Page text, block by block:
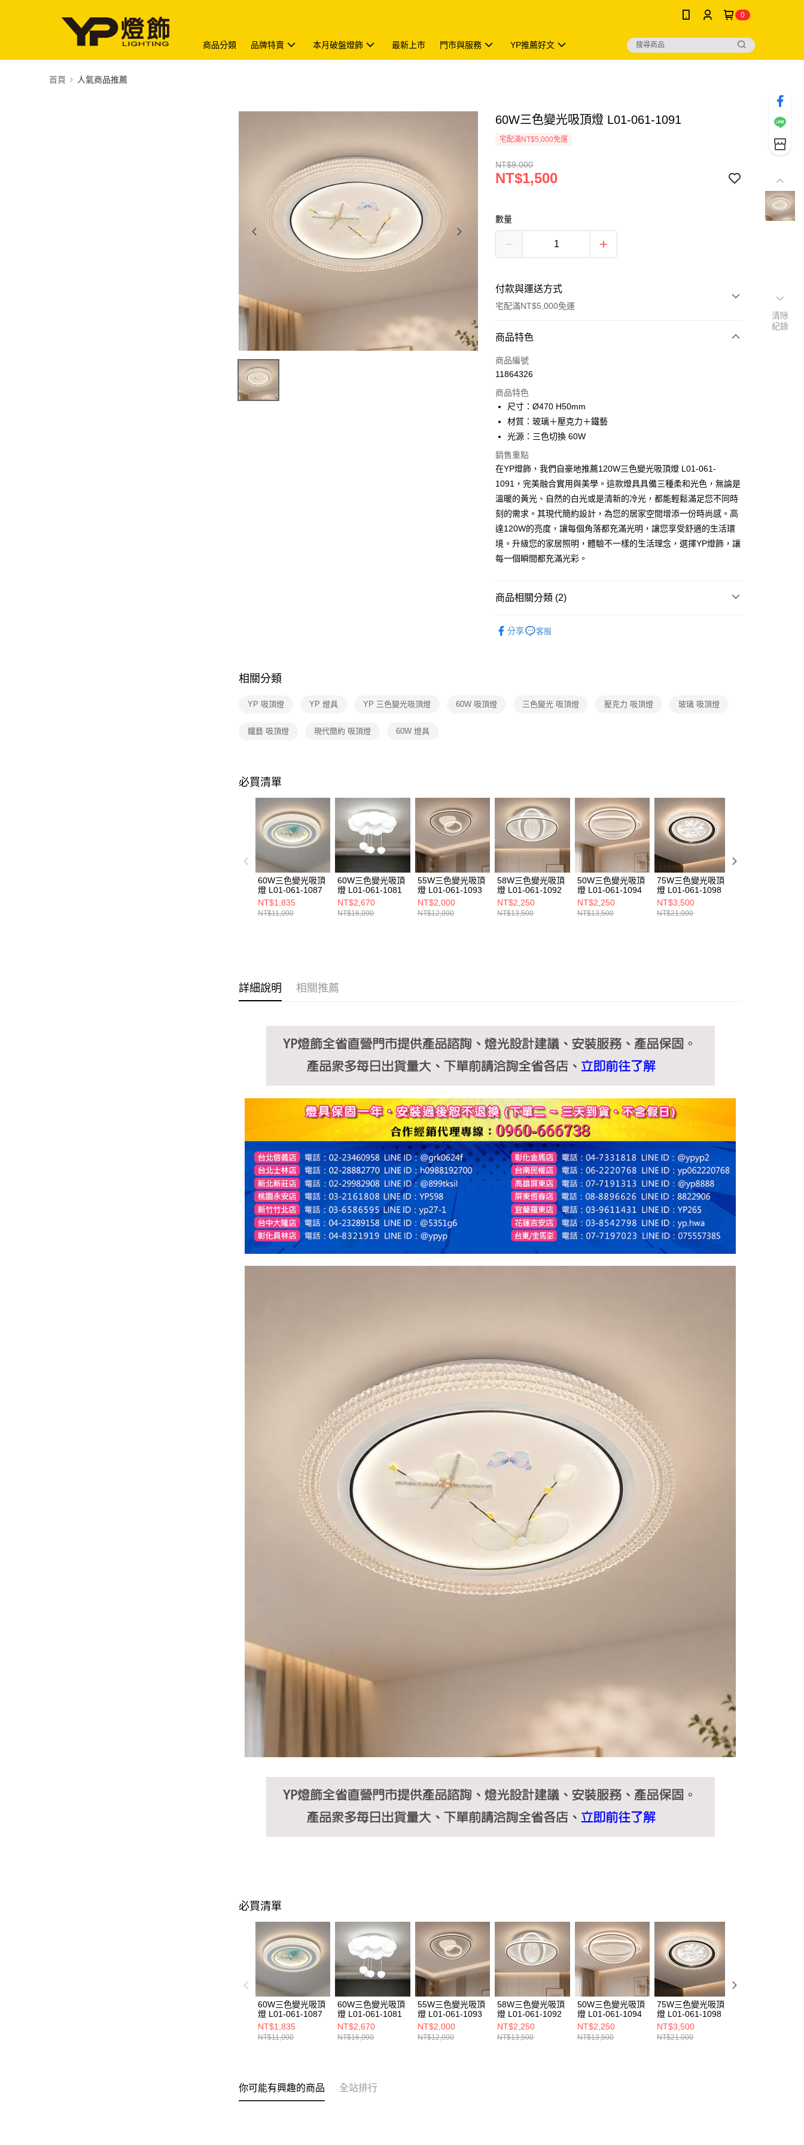
0
商品分類 品牌特賣 本月破盤燈飾 最新上市 門市與服務 YP推薦好文
首頁 人氣商品推薦
60W三色變光吸頂燈 L01-061-1091
宅配滿NT$5,000免運
NT$9,000
NT$1,500
數量
付款與運送方式
宅配滿NT$5,000免運
付款方式
信用卡一次付款
Apple Pay
街口支付
Google Pay
AFTEE先享後付
相關說明
【關於「AFTEE先享後付」】
AFTEE先享後付是「在收到商品之後才付款」的支付方式。 讓您購物簡單
便利好安心！
３．安心：先確認商品／服務後，再付款。
１．於結帳方式選擇「AFTEE先享後付」後，將跳轉至「AFTEE先享後
付」結帳頁面，進行簡訊認證並確認金額後，即可完成結帳。
先享後付繳納相關費用。
２．關於個人資料處理事宜，請瀏覽以下網址：
https://aftee.tw/terms/#terms3
３．未成年的使用者請事先徵得法定代理人或監護人之同意方可使用
「AFTEE先享後付」，若未經同意申辦者引起之損失，本公司不負相關責
４．使用「AFTEE先享後付」時，將依據個別帳號之用戶狀況，依本公司
即時審查核予不同之上限額度；若仍有額度不足之情形，本公司將視審查
結果請求用戶進行身份認證。
５．嚴禁一人註冊多個帳號或使用他人資訊註冊。若發現惡意使用之情
形，恩沛科技股份有限公司將有權停止該用戶之使用額度並採取法律行
動。
ATM付款
每筆NT$180，滿NT$5,000(含以上)免運費
商品特色
商品編號
11864326
商品特色
尺寸：Ø470 H50mm
材質：玻璃＋壓克力＋鐵藝
光源：三色切換 60W
銷售重點
在YP燈飾，我們自豪地推薦120W三色變光吸頂燈 L01-061-
1091，完美融合實用與美學。這款燈具具備三種柔和光色，無論是
溫暖的黃光、自然的白光或是清新的冷光，都能輕鬆滿足您不同時
刻的需求。其現代簡約設計，為您的居家空間增添一份時尚感。高
達120W的亮度，讓每個角落都充滿光明，讓您享受舒適的生活環
境。升級您的家居照明，體驗不一樣的生活理念，選擇YP燈飾，讓
每一個瞬間都充滿光彩。
商品相關分類 (2)
分享 客服
相關分類
YP 吸頂燈 YP 燈具 YP 三色變光吸頂燈 60W 吸頂燈 三色變光 吸頂燈 壓克力 吸頂燈 玻璃 吸頂燈
鐵藝 吸頂燈 現代簡約 吸頂燈 60W 燈具
必買清單
60W三色變光吸頂
燈 L01-061-1087
NT$1,835
NT$11,000
60W三色變光吸頂
燈 L01-061-1081
NT$2,670
NT$16,000
55W三色變光吸頂
燈 L01-061-1093
NT$2,000
NT$12,000
58W三色變光吸頂
燈 L01-061-1092
NT$2,250
NT$13,500
50W三色變光吸頂
燈 L01-061-1094
NT$2,250
NT$13,500
75W三色變光吸頂
燈 L01-061-1098
NT$3,500
NT$21,000
詳細說明 相關推薦
必買清單
60W三色變光吸頂
燈 L01-061-1087
NT$1,835
NT$11,000
60W三色變光吸頂
燈 L01-061-1081
NT$2,670
NT$16,000
55W三色變光吸頂
燈 L01-061-1093
NT$2,000
NT$12,000
58W三色變光吸頂
燈 L01-061-1092
NT$2,250
NT$13,500
50W三色變光吸頂
燈 L01-061-1094
NT$2,250
NT$13,500
75W三色變光吸頂
燈 L01-061-1098
NT$3,500
NT$21,000
你可能有興趣的商品 全站排行
清除
紀錄